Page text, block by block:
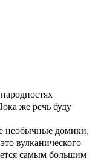
же речь буду
необычные домики,
вулканического
самым большим